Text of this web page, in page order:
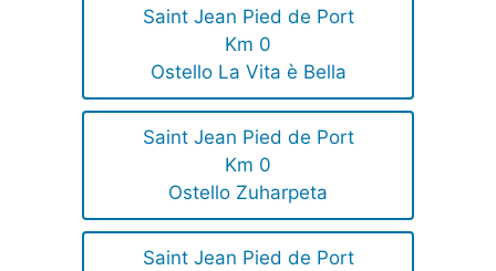
Saint Jean Pied de Port
Km 0
Ostello La Vita è Bella
Saint Jean Pied de Port
Km 0
Ostello Zuharpeta
Saint Jean Pied de Port